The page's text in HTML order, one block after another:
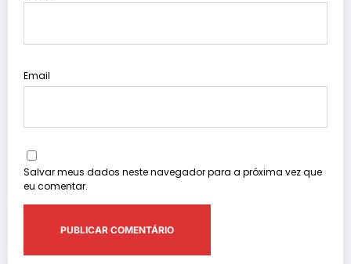
Email
Salvar meus dados neste navegador para a próxima vez que
eu comentar.